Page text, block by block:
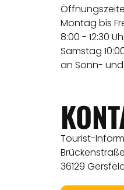
Montag bis
8:00 - 12:30
Samstag
an Sonn-
Tourist-
Brückenstraße
36129